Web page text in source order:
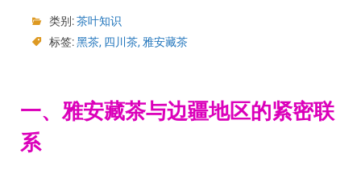
类别:茶叶知识
标签:黑茶, 四川茶, 雅安藏茶
一、雅安藏茶与边疆地区的紧密联
系